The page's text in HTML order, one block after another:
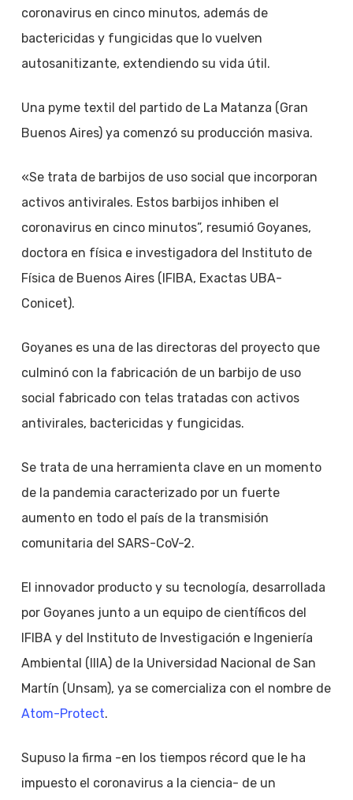
coronavirus en cinco minutos, además de
bactericidas y fungicidas que lo vuelven
autosanitizante, extendiendo su vida útil.
Una pyme textil del partido de La Matanza (Gran
Buenos Aires) ya comenzó su producción masiva.
«Se trata de barbijos de uso social que incorporan
activos antivirales. Estos barbijos inhiben el
coronavirus en cinco minutos”, resumió Goyanes,
doctora en física e investigadora del Instituto de
Física de Buenos Aires (IFIBA, Exactas UBA-
Conicet).
Goyanes es una de las directoras del proyecto que
culminó con la fabricación de un barbijo de uso
social fabricado con telas tratadas con activos
antivirales, bactericidas y fungicidas.
Se trata de una herramienta clave en un momento
de la pandemia caracterizado por un fuerte
aumento en todo el país de la transmisión
comunitaria del SARS-CoV-2.
El innovador producto y su tecnología, desarrollada
por Goyanes junto a un equipo de científicos del
IFIBA y del Instituto de Investigación e Ingeniería
Ambiental (IIIA) de la Universidad Nacional de San
Martín (Unsam), ya se comercializa con el nombre de
Atom-Protect.
Supuso la firma -en los tiempos récord que le ha
impuesto el coronavirus a la ciencia- de un